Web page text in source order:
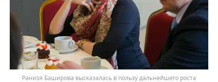
Ранизя Баширова высказалась в пользу дальнейшего роста